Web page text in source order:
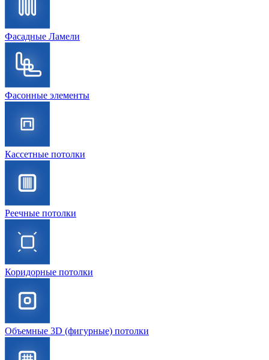
Фасадные Ламели
Фасонные элементы
Кассетные потолки
Реечные потолки
Коридорные потолки
Объемные 3D (фигурные) потолки